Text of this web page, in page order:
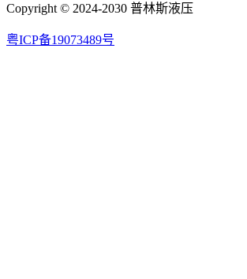
Copyright © 2024-2030 普林斯液压
粤ICP备19073489号